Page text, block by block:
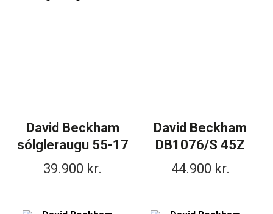
David Beckham
sólgleraugu 55-17
39.900 kr.
David Beckham
DB1076/S 45Z
44.900 kr.